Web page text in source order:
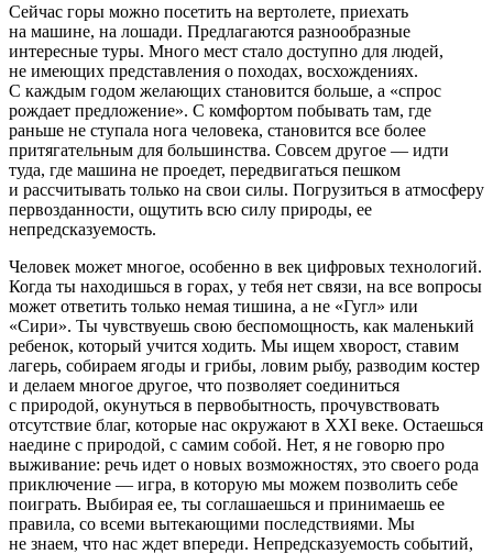
Сейчас горы можно посетить на вертолете, приехать
на машине, на лошади. Предлагаются разнообразные
интересные туры. Много мест стало доступно для людей,
не имеющих представления о походах, восхождениях.
С каждым годом желающих становится больше, а «спрос
рождает предложение». С комфортом побывать там, где
раньше не ступала нога человека, становится все более
притягательным для большинства. Совсем другое — идти
туда, где машина не проедет, передвигаться пешком
и рассчитывать только на свои силы. Погрузиться в атмосферу
первозданности, ощутить всю силу природы, ее
непредсказуемость.
Человек может многое, особенно в век цифровых технологий.
Когда ты находишься в горах, у тебя нет связи, на все вопросы
может ответить только немая тишина, а не «Гугл» или
«Сири». Ты чувствуешь свою беспомощность, как маленький
ребенок, который учится ходить. Мы ищем хворост, ставим
лагерь, собираем ягоды и грибы, ловим рыбу, разводим костер
и делаем многое другое, что позволяет соединиться
с природой, окунуться в первобытность, прочувствовать
отсутствие благ, которые нас окружают в XXI веке. Остаешься
наедине с природой, с самим собой. Нет, я не говорю про
выживание: речь идет о новых возможностях, это своего рода
приключение — игра, в которую мы можем позволить себе
поиграть. Выбирая ее, ты соглашаешься и принимаешь ее
правила, со всеми вытекающими последствиями. Мы
не знаем, что нас ждет впереди. Непредсказуемость событий,